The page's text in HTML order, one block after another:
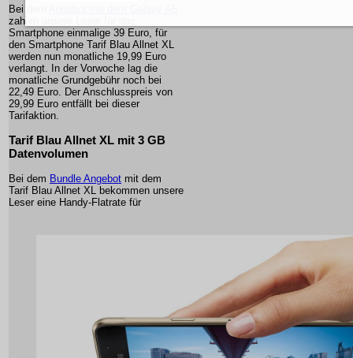
Bei dem
zahlen unsere Leser für das
Smartphone einmalige 39 Euro, für
den Smartphone Tarif Blau Allnet XL
werden nun monatliche 19,99 Euro
verlangt. In der Vorwoche lag die
monatliche Grundgebühr noch bei
22,49 Euro. Der Anschlusspreis von
29,99 Euro entfällt bei dieser
Tarifaktion.
Tarif Blau Allnet XL mit 3 GB
Datenvolumen
Bei dem Bundle Angebot mit dem
Tarif Blau Allnet XL bekommen unsere
Leser eine Handy-Flatrate für